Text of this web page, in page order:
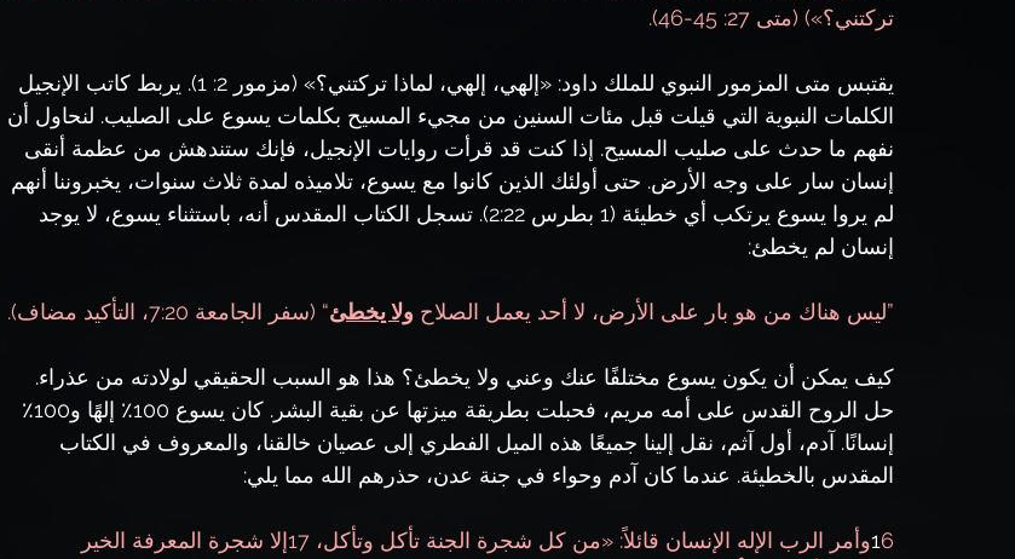
تركتني؟») (متى 27: 45-46).
يقتبس متى المزمور النبوي للملك داود: «إلهي، إلهي، لماذا تركتني؟» (مزمور 2: 1). يربط كاتب الإنجيل
الكلمات النبوية التي قيلت قبل مئات السنين من مجيء المسيح بكلمات يسوع على الصليب. لنحاول أن
نفهم ما حدث على صليب المسيح. إذا كنت قد قرأت روايات الإنجيل، فإنك ستندهش من عظمة أنقى
إنسان سار على وجه الأرض. حتى أولئك الذين كانوا مع يسوع، تلاميذه لمدة ثلاث سنوات، يخبروننا أنهم
لم يروا يسوع يرتكب أي خطيئة (1 بطرس 2:22). تسجل الكتاب المقدس أنه، باستثناء يسوع، لا يوجد
إنسان لم يخطئ:
”ليس هناك من هو بار على الأرض، لا أحد يعمل الصلاح ولا يخطئ“ (سفر الجامعة 7:20، التأكيد مضاف).
كيف يمكن أن يكون يسوع مختلفًا عنك وعني ولا يخطئ؟ هذا هو السبب الحقيقي لولادته من عذراء.
حل الروح القدس على أمه مريم، فحبلت بطريقة ميزتها عن بقية البشر. كان يسوع 100٪ إلهًا و100٪
إنسانًا. آدم، أول آثم، نقل إلينا جميعًا هذه الميل الفطري إلى عصيان خالقنا، والمعروف في الكتاب
المقدس بالخطيئة. عندما كان آدم وحواء في جنة عدن، حذرهم الله مما يلي:
1
6وأمر الرب الإله الإنسان قائلاً: «من كل شجرة الجنة تأكل وتأكل، 17إلا شجرة المعرفة الخير